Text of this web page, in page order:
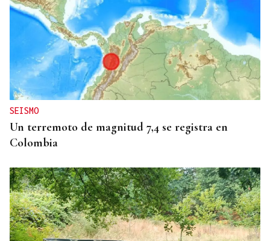
SEISMO
Un terremoto de magnitud 7,4 se registra en
Colombia